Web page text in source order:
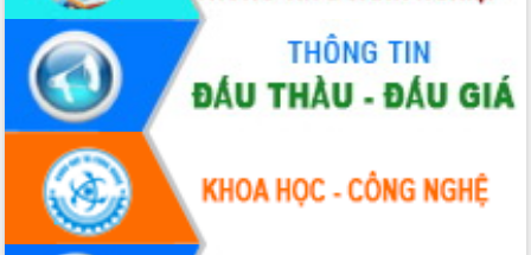
Đắk Lắk về phát triển nhân lực y tế
cho trạm y tế cấp xã
Du lịch Đắk Lắk nâng tầm trải nghiệm
du khách thông qua Hệ thống cơ sở dữ
liệu và Bản đồ số
Tập huấn ứng dụng trí tuệ nhân tạo (AI)
trong thương mại điện tử năm 2026
Đoàn đại biểu Quốc hội tỉnh Đắk Lắk
trao đổi thông tin trước Kỳ họp thứ
nhất, Quốc hội khóa XVI